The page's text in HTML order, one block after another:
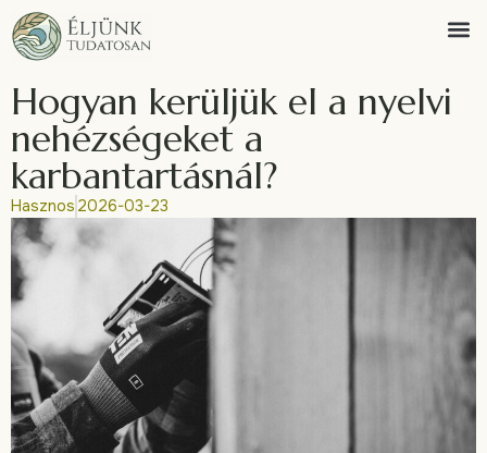
Hogyan kerüljük el a nyelvi
nehézségeket a
karbantartásnál?
Hasznos 2026-03-23